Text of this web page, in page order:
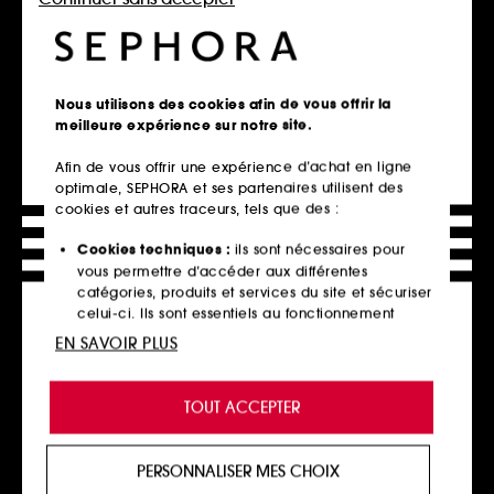
Ajouter au panier Ajouter au panier
MAISON MARGIELA
REPLICA Jazz Club
567
Ajouter au panier
Exclu web
MAISON FRANCIS
KURKDJIAN
À partir de135,00€
292,86€
2 contenances disponibles
Ajouter au panier
Nous utilisons des cookies afin de vous offrir la
meilleure expérience sur notre site.
Afin de vous offrir une expérience d’achat en ligne
optimale, SEPHORA et ses partenaires utilisent des
cookies et autres traceurs, tels que des :
Cookies techniques : ils sont nécessaires pour
vous permettre d’accéder aux différentes
catégories, produits et services du site et sécuriser
celui-ci. Ils sont essentiels au fonctionnement
technique du site et ne peuvent être désactivés.
de vous offrir une expérience enrichie et
personnalisée en vous recommandant des
produits, des services et des contenus qui
proposer des offres promotionnelles adaptées à
TOUT ACCEPTER
PERSONNALISER MES CHOIX
EN SAVOIR PLUS